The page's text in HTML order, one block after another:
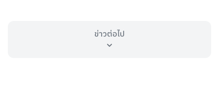
ข่าวต่อไป